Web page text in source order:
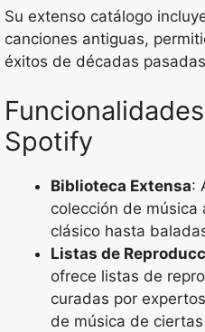
Su extenso catálogo
canciones antiguas,
éxitos de décadas
Spotify
Biblioteca Extensa:
colección de
clásico hasta
Listas de
ofrece listas de
curadas por
de música de